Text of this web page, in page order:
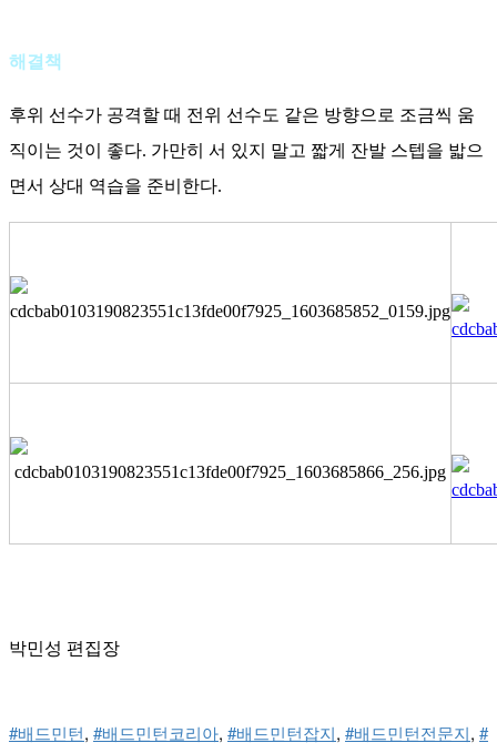
해결책
후위 선수가 공격할 때 전위 선수도 같은 방향으로 조금씩 움
직이는 것이 좋다. 가만히 서 있지 말고 짧게 잔발 스텝을 밟으
면서 상대 역습을 준비한다.
박민성 편집장
#배드민턴, #배드민턴코리아, #배드민턴잡지, #배드민턴전문지, #